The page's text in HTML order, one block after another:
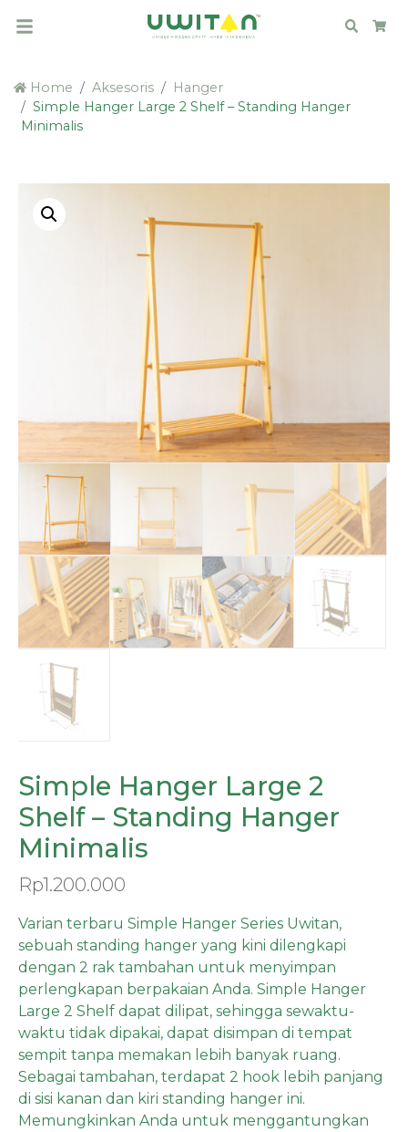
Search
Home Aksesoris
Hanger
Simple Hanger Large 2 Shelf – Standing Hanger
Minimalis
Simple Hanger Large 2
Shelf – Standing Hanger
Minimalis
Rp1.200.000
Varian terbaru Simple Hanger Series Uwitan,
sebuah standing hanger yang kini dilengkapi
dengan 2 rak tambahan untuk menyimpan
perlengkapan berpakaian Anda. Simple Hanger
Large 2 Shelf dapat dilipat, sehingga sewaktu-
waktu tidak dipakai, dapat disimpan di tempat
sempit tanpa memakan lebih banyak ruang.
Sebagai tambahan, terdapat 2 hook lebih panjang
di sisi kanan dan kiri standing hanger ini.
Memungkinkan Anda untuk menggantungkan